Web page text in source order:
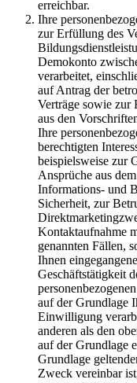
erreichbar.
Ihre
zur Erfüllung des
Demokonto
verarbeitet,
auf Antrag der
Verträge sowie zur
aus den
Ihre
berechtigten
beispielsweise zur
Ansprüche aus
Informations- und
Sicherheit, zur
Kontaktaufnahme
genannten Fällen,
Ihnen
Geschäftstätigkeit
auf der Grundlage
Einwilligung
anderen als den
auf der Grundlage
Grundlage
Zweck vereinbar